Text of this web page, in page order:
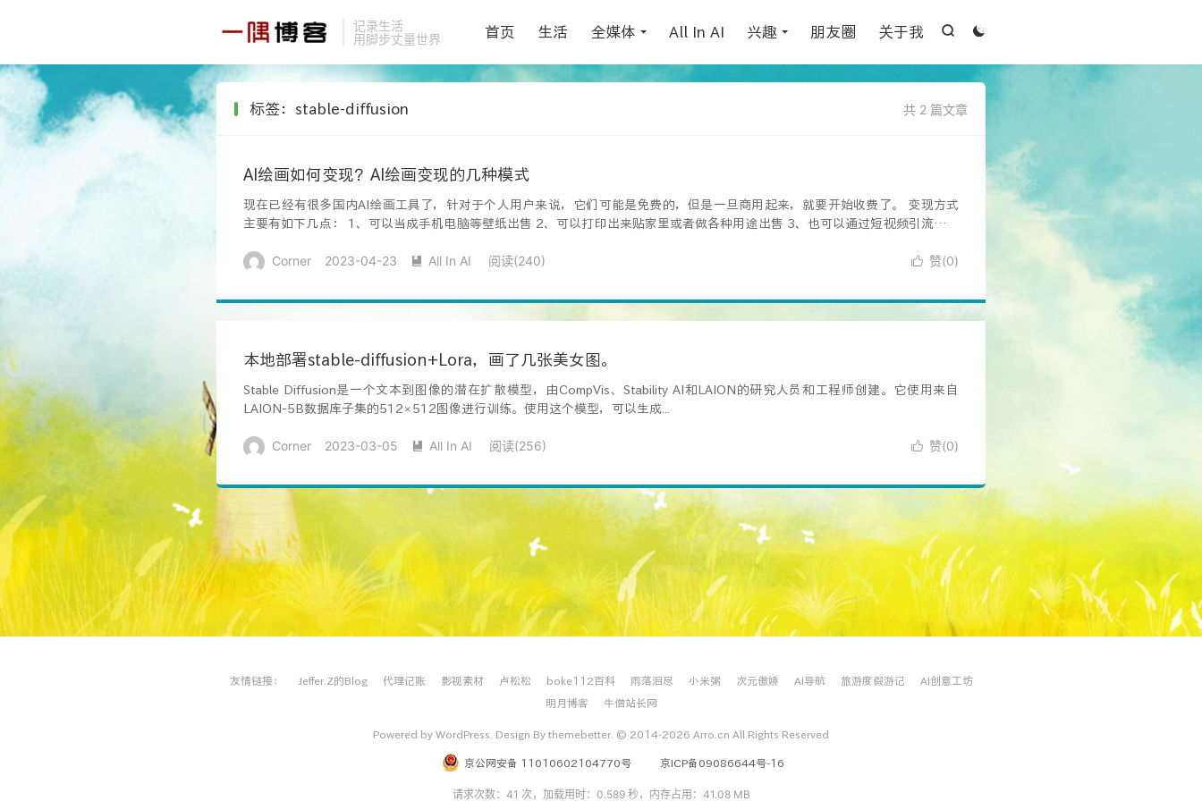
记录生活
用脚步丈量世界


首页 生活 全媒体 All In AI 兴趣 朋友圈 关于我
共 2 篇文章
标签：stable-diffusion
AI绘画如何变现？AI绘画变现的几种模式
现在已经有很多国内AI绘画工具了，针对于个人用户来说，它们可能是免费的，但是一旦商用起来，就要开始收费了。 变现方式
主要有如下几点： 1、可以当成手机电脑等壁纸出售 2、可以打印出来贴家里或者做各种用途出售 3、也可以通过短视频引流或者
 赞(0)
Corner 2023-04-23  All In AI 阅读(240)
本地部署stable-diffusion+Lora，画了几张美女图。
Stable Diffusion是一个文本到图像的潜在扩散模型，由CompVis、Stability AI和LAION的研究人员和工程师创建。它使用来自
LAION-5B数据库子集的512×512图像进行训练。使用这个模型，可以生成...
 赞(0)
Corner 2023-03-05  All In AI 阅读(256)
友情链接： Jeffer.Z的Blog 代理记账 影视素材 卢松松 boke112百科 雨落泪尽 小米粥 次元傲娇 AI导航 旅游度假游记 AI创意工坊
明月博客 牛僧站长网
Powered by WordPress. Design By themebetter. © 2014-2026 Arro.cn All Rights Reserved
京公网安备 11010602104770号 京ICP备09086644号-16
请求次数：41 次，加载用时：0.589 秒，内存占用：41.08 MB